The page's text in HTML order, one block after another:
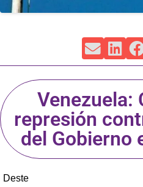
Venezuela:
represión
del Gobierno
Deste